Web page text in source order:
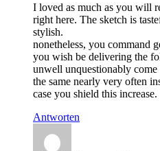
I loved as much as you will
right here. The sketch is
stylish.
nonetheless, you command
you wish be delivering the
unwell unquestionably
the same nearly very often
case you shield this increase.
Antworten